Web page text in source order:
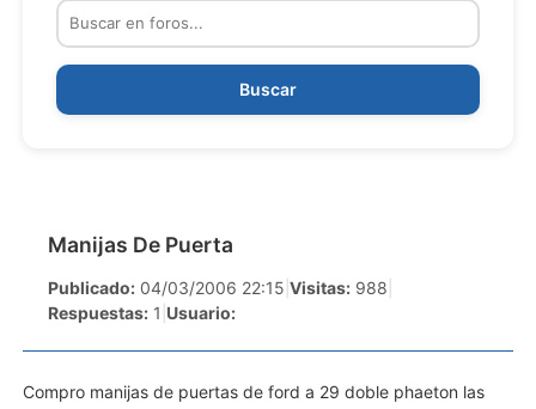
Manijas De Puerta
Publicado: 04/03/2006 22:15 Visitas: 988
Respuestas: 1 Usuario:
Compro manijas de puertas de ford a 29 doble phaeton las
Buscar